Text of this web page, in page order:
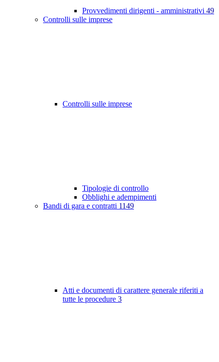
Provvedimenti dirigenti - amministrativi 49
Controlli sulle imprese
Controlli sulle imprese
Tipologie di controllo
Obblighi e adempimenti
Bandi di gara e contratti 1149
Atti e documenti di carattere generale riferiti a
tutte le procedure 3